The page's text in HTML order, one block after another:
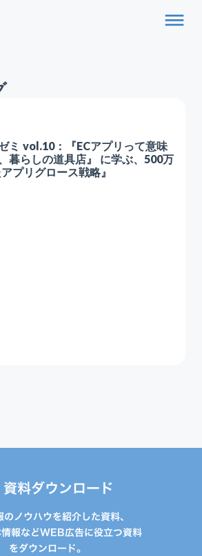
dehaze
ミ vol.10：『ECアプリって意味
暮らしの道具店』 に学ぶ、500万
プリグロース戦略』
資料ダウンロード
ノウハウを紹介した資料、
報などWEB広告に役立つ資料
をダウンロード。